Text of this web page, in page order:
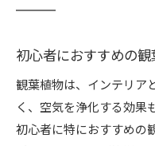
初心者におすすめの
観葉植物は、インテリア
く、空気を浄化する効果
初心者に特におすすめの